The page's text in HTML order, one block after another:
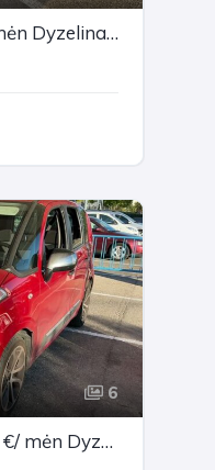
Honda Accord nuo 59 €/ mėn Dyzelinas 2007m. Sedanas Mechaninė
6
Citroen C3 Picasso nuo 69 €/ mėn Dyzelinas 2014m. Vienatūris Mechaninė